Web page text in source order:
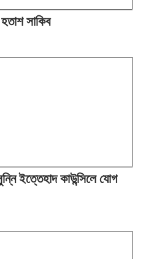
সাকিব
ইত্তেহাদ কাউন্সিলে যোগ